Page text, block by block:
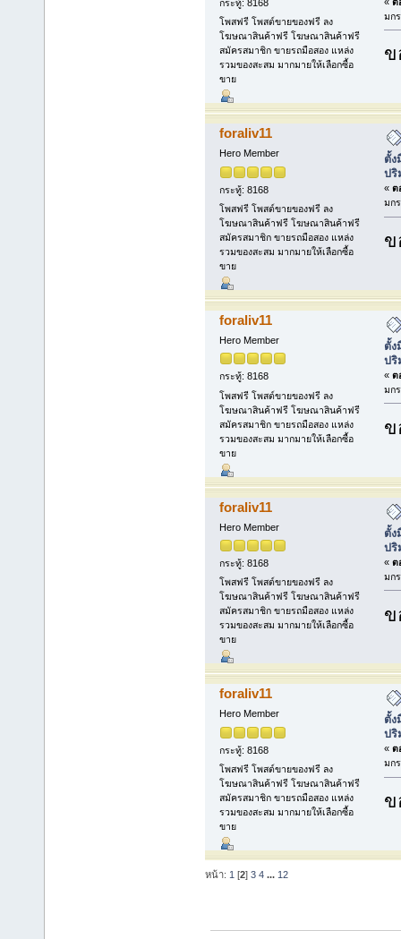
กระทู้: 8168
โพสฟรี โพสต์ขายของฟรี ลง
โฆษณาสินค้าฟรี โฆษณาสินค้าฟรี
สมัครสมาชิก ขายรถมือสอง แหล่ง
รวมของสะสม มากมายให้เลือกซื้อ
ขาย
มก
ข
foraliv11
Hero Member
กระทู้: 8168
โพสฟรี โพสต์ขายของฟรี ลง
โฆษณาสินค้าฟรี โฆษณาสินค้าฟรี
สมัครสมาชิก ขายรถมือสอง แหล่ง
รวมของสะสม มากมายให้เลือกซื้อ
ขาย
ตั้ง
ป
« ต
มก
ข
foraliv11
Hero Member
กระทู้: 8168
โพสฟรี โพสต์ขายของฟรี ลง
โฆษณาสินค้าฟรี โฆษณาสินค้าฟรี
สมัครสมาชิก ขายรถมือสอง แหล่ง
รวมของสะสม มากมายให้เลือกซื้อ
ขาย
ตั้ง
ป
« ต
มก
ข
foraliv11
Hero Member
กระทู้: 8168
โพสฟรี โพสต์ขายของฟรี ลง
โฆษณาสินค้าฟรี โฆษณาสินค้าฟรี
สมัครสมาชิก ขายรถมือสอง แหล่ง
รวมของสะสม มากมายให้เลือกซื้อ
ขาย
ตั้ง
ป
« ต
มก
ข
foraliv11
Hero Member
กระทู้: 8168
โพสฟรี โพสต์ขายของฟรี ลง
โฆษณาสินค้าฟรี โฆษณาสินค้าฟรี
สมัครสมาชิก ขายรถมือสอง แหล่ง
รวมของสะสม มากมายให้เลือกซื้อ
ขาย
ตั้ง
ป
« ต
มก
ข
หน้า: 1 [2] 3 4 ... 12